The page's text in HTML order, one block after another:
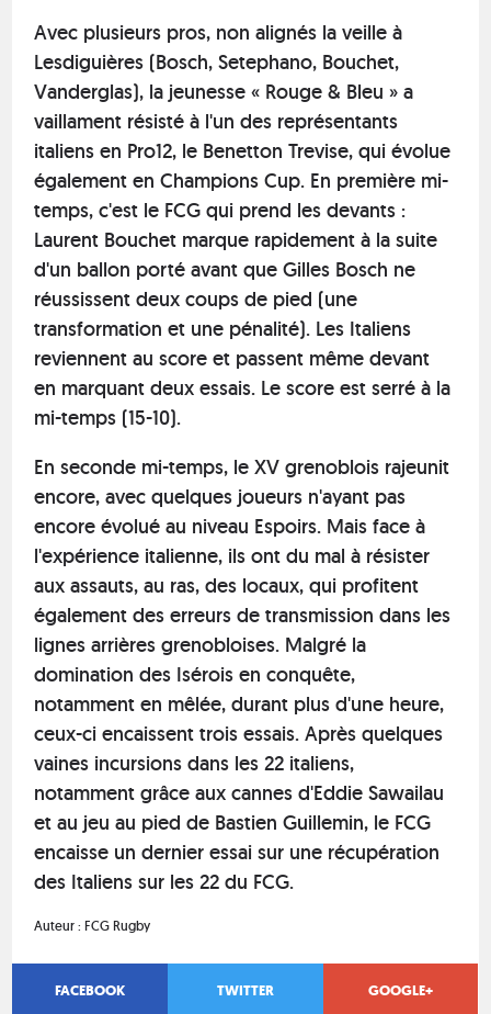
Avec plusieurs pros, non alignés la veille à
Lesdiguières (Bosch, Setephano, Bouchet,
Vanderglas), la jeunesse « Rouge & Bleu » a
vaillament résisté à l'un des représentants
italiens en Pro12, le Benetton Trevise, qui évolue
également en Champions Cup. En première mi-
temps, c'est le FCG qui prend les devants :
Laurent Bouchet marque rapidement à la suite
d'un ballon porté avant que Gilles Bosch ne
réussissent deux coups de pied (une
transformation et une pénalité). Les Italiens
reviennent au score et passent même devant
en marquant deux essais. Le score est serré à la
mi-temps (15-10).
En seconde mi-temps, le XV grenoblois rajeunit
encore, avec quelques joueurs n'ayant pas
encore évolué au niveau Espoirs. Mais face à
l'expérience italienne, ils ont du mal à résister
aux assauts, au ras, des locaux, qui profitent
également des erreurs de transmission dans les
lignes arrières grenobloises. Malgré la
domination des Isérois en conquête,
notamment en mêlée, durant plus d'une heure,
ceux-ci encaissent trois essais. Après quelques
vaines incursions dans les 22 italiens,
notamment grâce aux cannes d'Eddie Sawailau
et au jeu au pied de Bastien Guillemin, le FCG
encaisse un dernier essai sur une récupération
des Italiens sur les 22 du FCG.
Auteur :FCG Rugby
FACEBOOK TWITTER GOOGLE+